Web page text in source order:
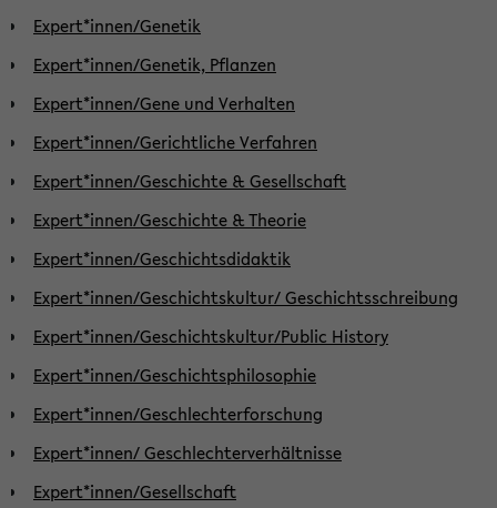
Expert*innen/Genetik
Expert*innen/Genetik, Pflanzen
Expert*innen/Gene und Verhalten
Expert*innen/Gerichtliche Verfahren
Expert*innen/Geschichte & Gesellschaft
Expert*innen/Geschichte & Theorie
Expert*innen/Geschichtsdidaktik
Expert*innen/Geschichtskultur/ Geschichtsschreibung
Expert*innen/Geschichtskultur/Public History
Expert*innen/Geschichtsphilosophie
Expert*innen/Geschlechterforschung
Expert*innen/ Geschlechterverhältnisse
Expert*innen/Gesellschaft